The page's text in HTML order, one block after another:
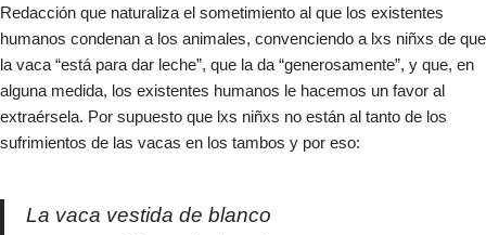
Redacción que naturaliza el sometimiento al que los existentes
humanos condenan a los animales, convenciendo a lxs niñxs de que
la vaca “está para dar leche”, que la da “generosamente”, y que, en
alguna medida, los existentes humanos le hacemos un favor al
extraérsela. Por supuesto que lxs niñxs no están al tanto de los
sufrimientos de las vacas en los tambos y por eso:​
La vaca vestida de blanco